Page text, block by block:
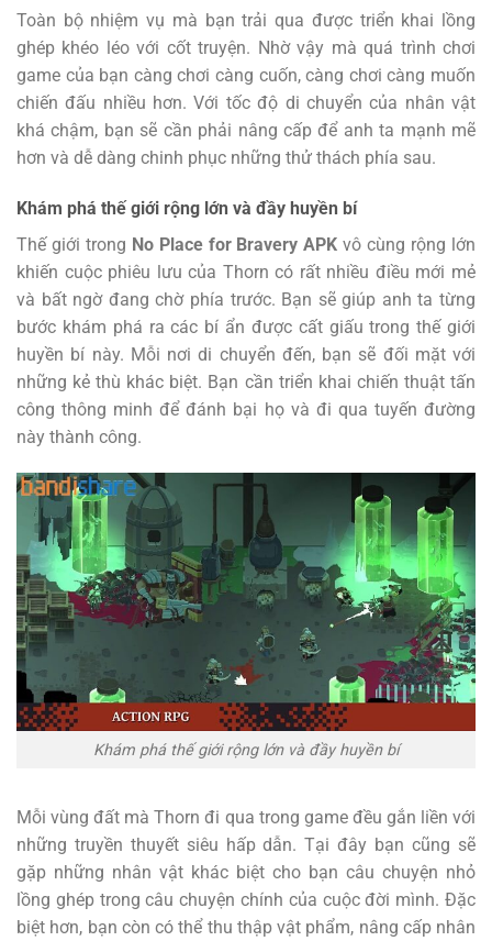
Toàn bộ nhiệm vụ mà bạn trải qua được triển khai lồng
ghép khéo léo với cốt truyện. Nhờ vậy mà quá trình chơi
game của bạn càng chơi càng cuốn, càng chơi càng muốn
chiến đấu nhiều hơn. Với tốc độ di chuyển của nhân vật
khá chậm, bạn sẽ cần phải nâng cấp để anh ta mạnh mẽ
hơn và dễ dàng chinh phục những thử thách phía sau.
Khám phá thế giới rộng lớn và đầy huyền bí
Thế giới trong No Place for Bravery APK vô cùng rộng lớn
khiến cuộc phiêu lưu của Thorn có rất nhiều điều mới mẻ
và bất ngờ đang chờ phía trước. Bạn sẽ giúp anh ta từng
bước khám phá ra các bí ẩn được cất giấu trong thế giới
huyền bí này. Mỗi nơi di chuyển đến, bạn sẽ đối mặt với
những kẻ thù khác biệt. Bạn cần triển khai chiến thuật tấn
công thông minh để đánh bại họ và đi qua tuyến đường
này thành công.
Khám phá thế giới rộng lớn và đầy huyền bí
Mỗi vùng đất mà Thorn đi qua trong game đều gắn liền với
những truyền thuyết siêu hấp dẫn. Tại đây bạn cũng sẽ
gặp những nhân vật khác biệt cho bạn câu chuyện nhỏ
lồng ghép trong câu chuyện chính của cuộc đời mình. Đặc
biệt hơn, bạn còn có thể thu thập vật phẩm, nâng cấp nhân